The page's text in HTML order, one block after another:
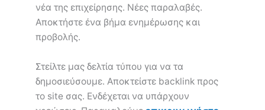
νέα της επιχείρησης. Νέες παραλαβές.
Αποκτήστε ένα βήμα ενημέρωσης και
προβολής.
Στείλτε μας δελτία τύπου για να τα
δημοσιεύσουμε. Αποκτείστε backlink προς
το site σας. Ενδέχεται να υπάρχουν